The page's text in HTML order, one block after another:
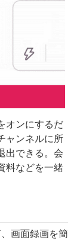
オンにするだ
ャンネルに所
出できる。会
料などを一緒
画面録画を簡